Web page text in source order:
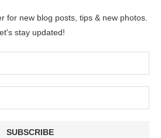
for new blog posts, tips & new photos.
stay updated!